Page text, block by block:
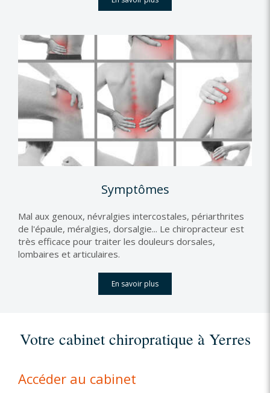
Symptômes
Mal aux genoux, névralgies intercostales, périarthrites
de l'épaule, méralgies, dorsalgie... Le chiropracteur est
très efficace pour traiter les douleurs dorsales,
lombaires et articulaires.
En savoir plus
Votre cabinet chiropratique à Yerres
Accéder au cabinet